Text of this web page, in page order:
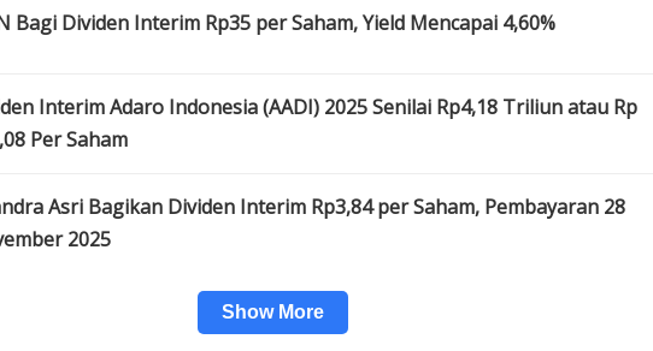
Bagi Dividen Interim Rp35 per Saham, Yield Mencapai 4,60%
Interim Adaro Indonesia (AADI) 2025 Senilai Rp4,18 Triliun atau Rp
Per Saham
Asri Bagikan Dividen Interim Rp3,84 per Saham, Pembayaran 28
2025
Show More